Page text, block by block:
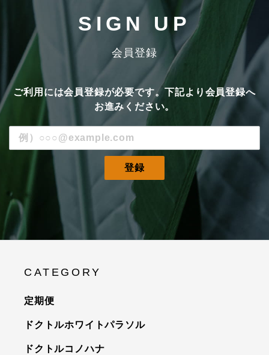
SIGN UP
会員登録
ご利用には会員登録が必要です。下記より会員登録へ
お進みください。
登録
CATEGORY
定期便
ドクトルホワイトパラソル
ドクトルコノハナ